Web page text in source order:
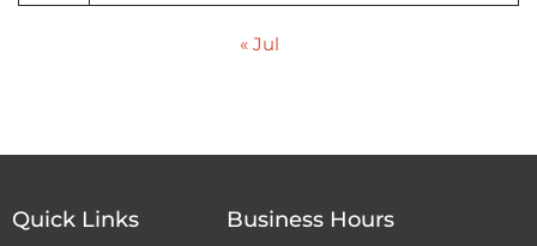
« Jul
Quick Links Business Hours